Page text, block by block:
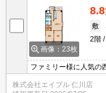
画像：23枚
8.8
敷
2階
ファミリー様に人気の
かで安心ですよ。オー
セキュリティシステム
株式会社エイブル 仁川店